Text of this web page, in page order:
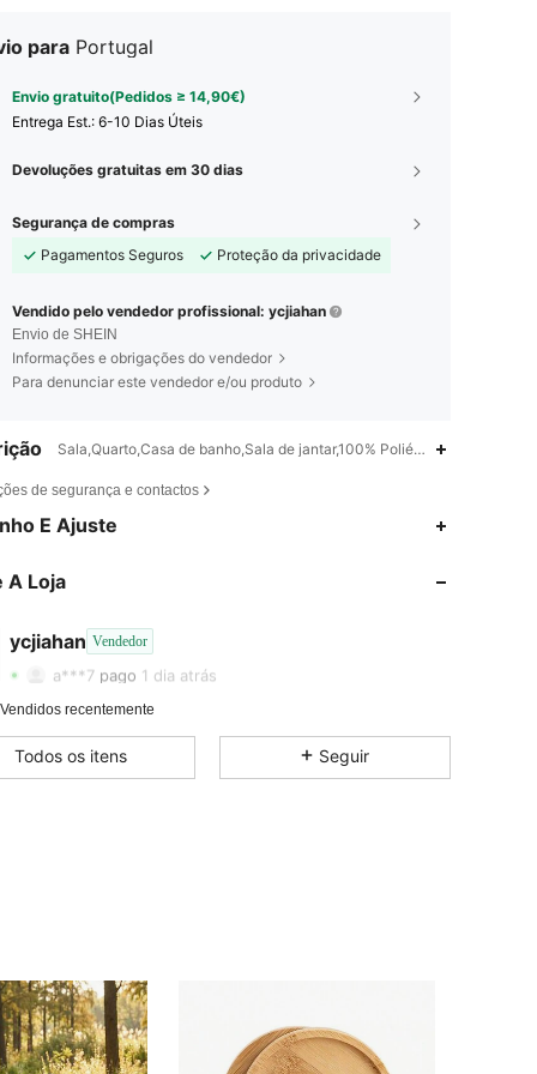
para Portugal
Envio gratuito(Pedidos ≥ 14,90€)
Entrega Est.: 6-10 Dias Úteis
Devoluções gratuitas em 30 dias
Segurança de compras
Pagamentos Seguros
Proteção da privacidade
Vendido pelo vendedor profissional: ycjiahan
Envio de SHEIN
Informações e obrigações do vendedor
Para denunciar este vendedor e/ou produto
Sala,Quarto,Casa de banho,Sala de jantar,100% Poliéster,Diário
de segurança e contactos
E Ajuste
A Loja
ycjiahan Vendedor
4,64 Avaliação 48
a***7 pago 1 dia atrás
4,64 48
4,64
4,64 48
recentemente
Todos os itens Seguir